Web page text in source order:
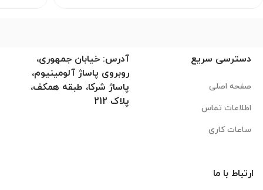
دسترسی سریع
صفحه اصلی
اطلاعات تماس
ساعات کاری
آدرس: خیابان جمهوری،
روبروی پاساژ آلومینیوم،
پاساژ شرکا، طبقه همکف،
پلاک 212
ارتباط با ما